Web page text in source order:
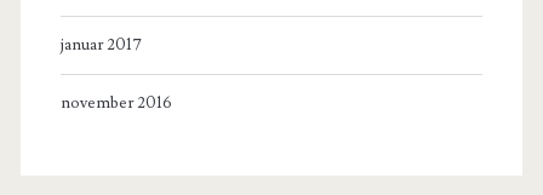
januar 2017
november 2016